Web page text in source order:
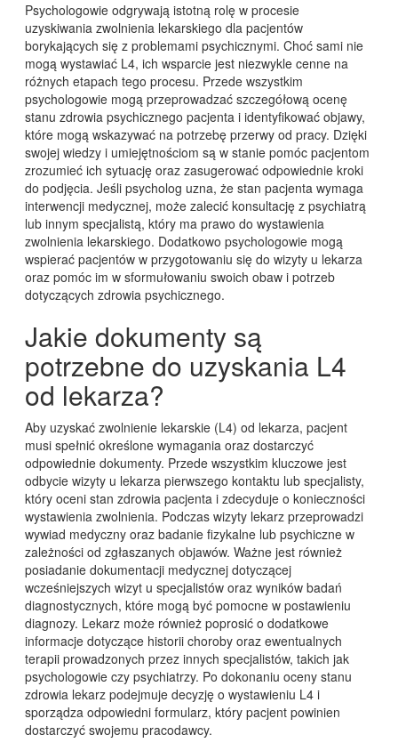
Psychologowie odgrywają istotną rolę w procesie
uzyskiwania zwolnienia lekarskiego dla pacjentów
borykających się z problemami psychicznymi. Choć sami nie
mogą wystawiać L4, ich wsparcie jest niezwykle cenne na
różnych etapach tego procesu. Przede wszystkim
psychologowie mogą przeprowadzać szczegółową ocenę
stanu zdrowia psychicznego pacjenta i identyfikować objawy,
które mogą wskazywać na potrzebę przerwy od pracy. Dzięki
swojej wiedzy i umiejętnościom są w stanie pomóc pacjentom
zrozumieć ich sytuację oraz zasugerować odpowiednie kroki
do podjęcia. Jeśli psycholog uzna, że stan pacjenta wymaga
interwencji medycznej, może zalecić konsultację z psychiatrą
lub innym specjalistą, który ma prawo do wystawienia
zwolnienia lekarskiego. Dodatkowo psychologowie mogą
wspierać pacjentów w przygotowaniu się do wizyty u lekarza
oraz pomóc im w sformułowaniu swoich obaw i potrzeb
dotyczących zdrowia psychicznego.
Jakie dokumenty są
potrzebne do uzyskania L4
od lekarza?
Aby uzyskać zwolnienie lekarskie (L4) od lekarza, pacjent
musi spełnić określone wymagania oraz dostarczyć
odpowiednie dokumenty. Przede wszystkim kluczowe jest
odbycie wizyty u lekarza pierwszego kontaktu lub specjalisty,
który oceni stan zdrowia pacjenta i zdecyduje o konieczności
wystawienia zwolnienia. Podczas wizyty lekarz przeprowadzi
wywiad medyczny oraz badanie fizykalne lub psychiczne w
zależności od zgłaszanych objawów. Ważne jest również
posiadanie dokumentacji medycznej dotyczącej
wcześniejszych wizyt u specjalistów oraz wyników badań
diagnostycznych, które mogą być pomocne w postawieniu
diagnozy. Lekarz może również poprosić o dodatkowe
informacje dotyczące historii choroby oraz ewentualnych
terapii prowadzonych przez innych specjalistów, takich jak
psychologowie czy psychiatrzy. Po dokonaniu oceny stanu
zdrowia lekarz podejmuje decyzję o wystawieniu L4 i
sporządza odpowiedni formularz, który pacjent powinien
dostarczyć swojemu pracodawcy.